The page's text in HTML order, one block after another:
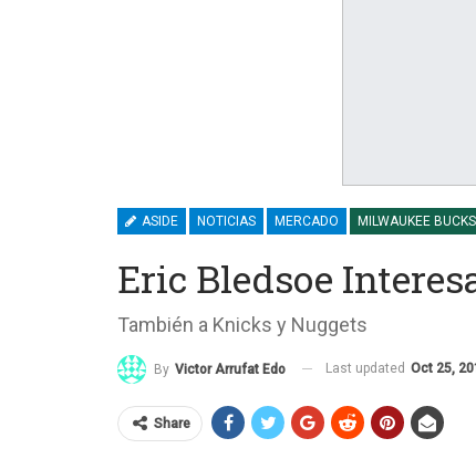
ASIDE NOTICIAS MERCADO MILWAUKEE BUCKS
Eric Bledsoe
También a Knicks y Nuggets
By Victor Arrufat Edo Last updated Oct 25,
Share